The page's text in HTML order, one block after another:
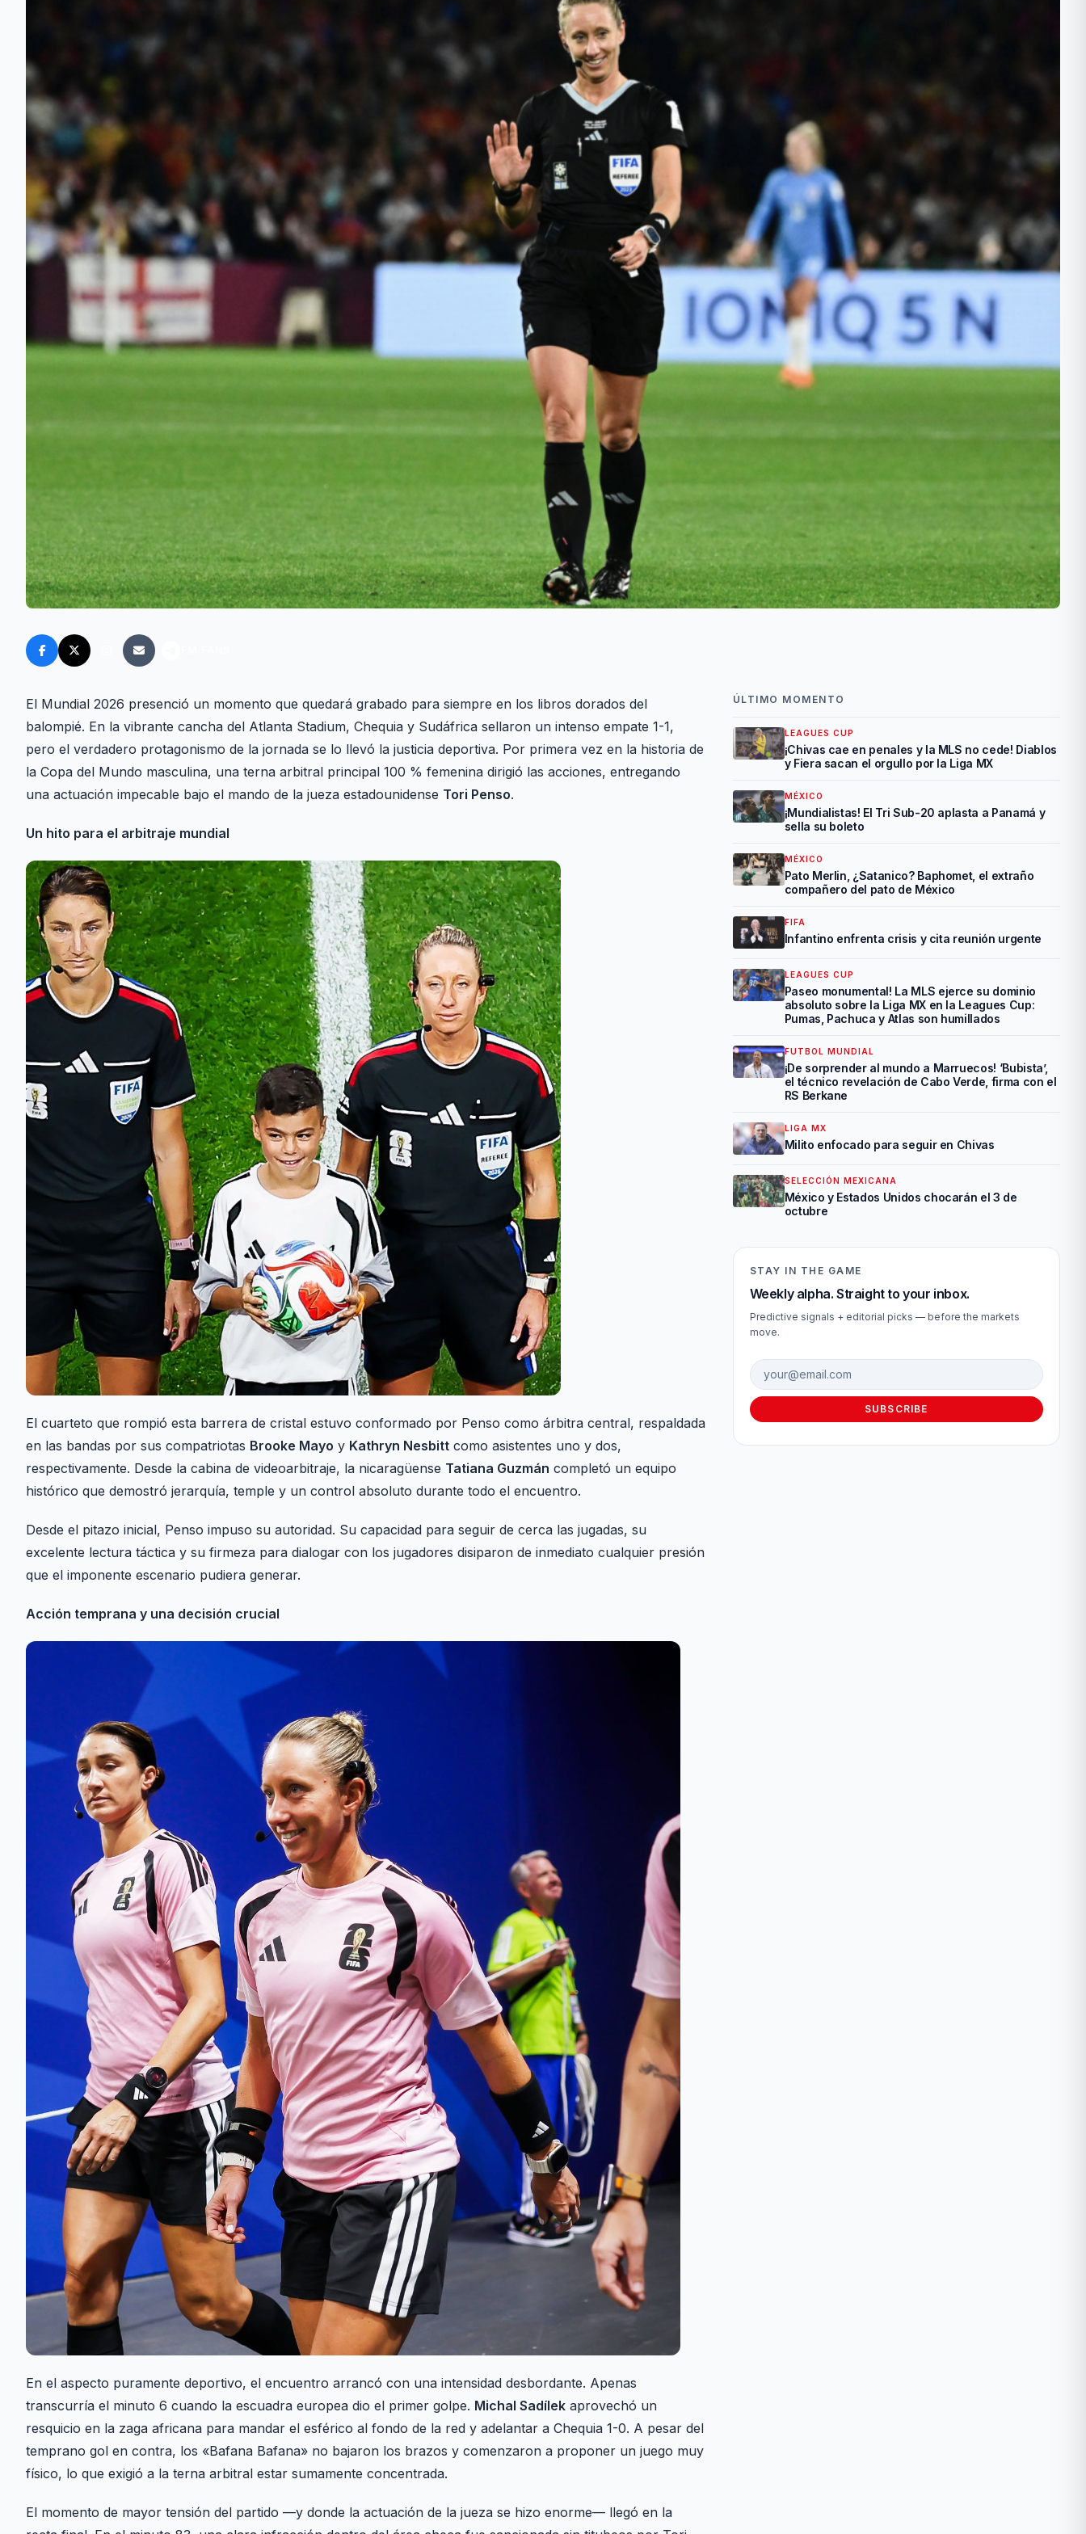
El Mundial 2026 presenció un momento que quedará grabado para siempre en los libros dorados del
balompié. En la vibrante cancha del Atlanta Stadium, Chequia y Sudáfrica sellaron un intenso empate 1-1,
pero el verdadero protagonismo de la jornada se lo llevó la justicia deportiva. Por primera vez en la historia de
la Copa del Mundo masculina, una terna arbitral principal 100 % femenina dirigió las acciones, entregando
una actuación impecable bajo el mando de la jueza estadounidense Tori Penso.
Un hito para el arbitraje mundial
El cuarteto que rompió esta barrera de cristal estuvo conformado por Penso como árbitra central, respaldada
en las bandas por sus compatriotas Brooke Mayo y Kathryn Nesbitt como asistentes uno y dos,
respectivamente. Desde la cabina de videoarbitraje, la nicaragüense Tatiana Guzmán completó un equipo
histórico que demostró jerarquía, temple y un control absoluto durante todo el encuentro.
Desde el pitazo inicial, Penso impuso su autoridad. Su capacidad para seguir de cerca las jugadas, su
excelente lectura táctica y su firmeza para dialogar con los jugadores disiparon de inmediato cualquier presión
que el imponente escenario pudiera generar.
Acción temprana y una decisión crucial
En el aspecto puramente deportivo, el encuentro arrancó con una intensidad desbordante. Apenas
transcurría el minuto 6 cuando la escuadra europea dio el primer golpe. Michal Sadílek aprovechó un
resquicio en la zaga africana para mandar el esférico al fondo de la red y adelantar a Chequia 1-0. A pesar del
temprano gol en contra, los «Bafana Bafana» no bajaron los brazos y comenzaron a proponer un juego muy
físico, lo que exigió a la terna arbitral estar sumamente concentrada.
El momento de mayor tensión del partido —y donde la actuación de la jueza se hizo enorme— llegó en la
ÚLTIMO MOMENTO
LEAGUES CUP
¡Chivas cae en penales y la MLS no cede! Diablos
y Fiera sacan el orgullo por la Liga MX
MÉXICO
¡Mundialistas! El Tri Sub-20 aplasta a Panamá y
sella su boleto
MÉXICO
Pato Merlin, ¿Satanico? Baphomet, el extraño
compañero del pato de México
FIFA
Infantino enfrenta crisis y cita reunión urgente
LEAGUES CUP
Paseo monumental! La MLS ejerce su dominio
absoluto sobre la Liga MX en la Leagues Cup:
Pumas, Pachuca y Atlas son humillados
FUTBOL MUNDIAL
¡De sorprender al mundo a Marruecos! ‘Bubista’,
el técnico revelación de Cabo Verde, firma con el
RS Berkane
LIGA MX
Milito enfocado para seguir en Chivas
SELECCIÓN MEXICANA
México y Estados Unidos chocarán el 3 de
octubre
STAY IN THE GAME
Weekly alpha. Straight to your inbox.
Predictive signals + editorial picks — before the markets
move.
Email address
SUBSCRIBE